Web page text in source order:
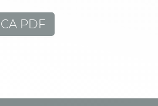
PDF